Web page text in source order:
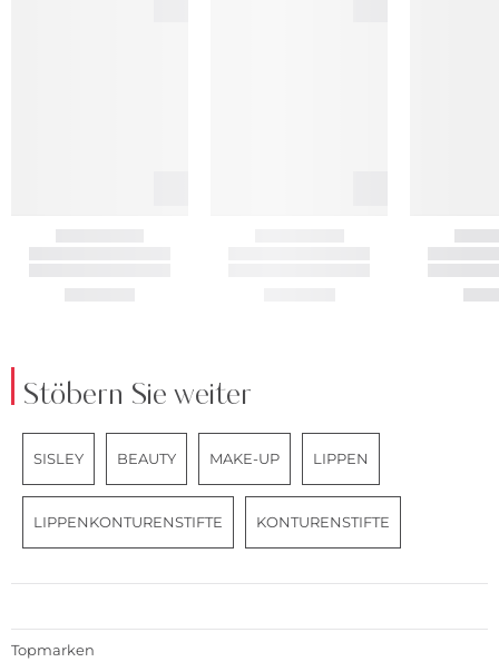
Stöbern Sie weiter
SISLEY BEAUTY MAKE-UP LIPPEN
LIPPENKONTURENSTIFTE KONTURENSTIFTE
Topmarken